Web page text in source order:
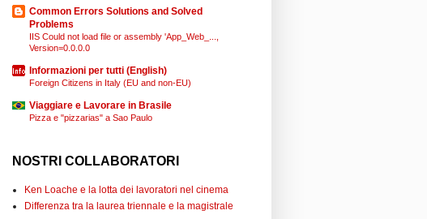
Common Errors Solutions and Solved
Problems
IIS Could not load file or assembly 'App_Web_...,
Version=0.0.0.0
Informazioni per tutti (English)
Foreign Citizens in Italy (EU and non-EU)
Viaggiare e Lavorare in Brasile
Pizza e "pizzarias" a Sao Paulo
NOSTRI COLLABORATORI
Ken Loache e la lotta dei lavoratori nel cinema
Differenza tra la laurea triennale e la magistrale